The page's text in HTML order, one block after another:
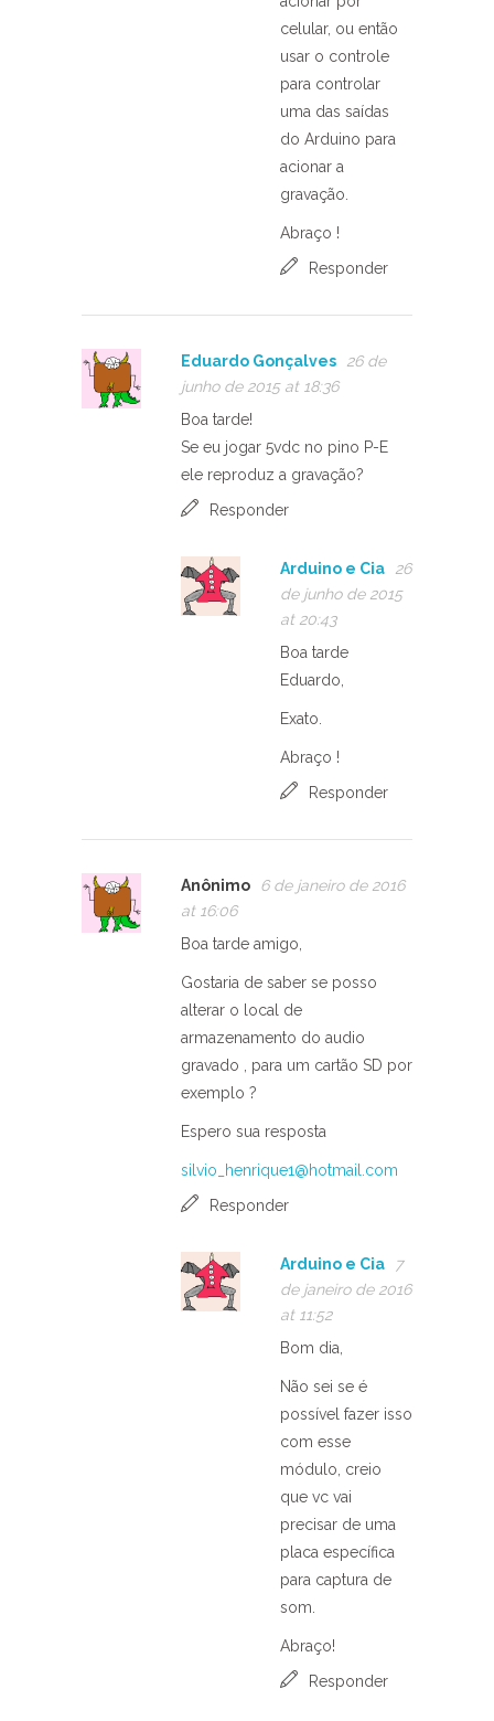
celular, ou então
usar o controle
para controlar
uma das saídas
do Arduino para
acionar a
gravação.
Abraço !
Responder
Eduardo Gonçalves
26 de
junho de 2015 at 18:36
Boa tarde!
Se eu jogar 5vdc no pino P-E
ele reproduz a gravação?
Responder
Arduino e Cia
26
de junho de 2015
at 20:43
Boa tarde
Eduardo,
Exato.
Abraço !
Responder
Anônimo
6 de janeiro de 2016
at 16:06
Boa tarde amigo,
Gostaria de saber se posso
alterar o local de
armazenamento do audio
gravado , para um cartão SD por
exemplo ?
Espero sua resposta
silvio_henrique1@hotmail.com
Responder
Arduino e Cia
7
de janeiro de 2016
at 11:52
Bom dia,
Não sei se é
possível fazer isso
com esse
módulo, creio
que vc vai
precisar de uma
placa específica
para captura de
som.
Abraço!
Responder